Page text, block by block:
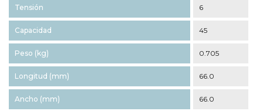
Tensión 6
Capacidad 45
Peso (kg) 0.705
Longitud (mm) 66.0
Ancho (mm) 66.0